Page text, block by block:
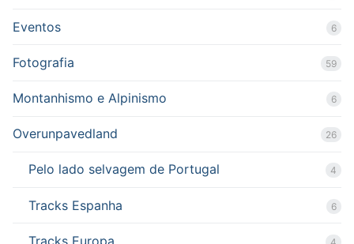
Eventos 6
Fotografia 59
Montanhismo e Alpinismo 6
Overunpavedland 26
Pelo lado selvagem de Portugal 4
Tracks Espanha 6
Tracks Europa